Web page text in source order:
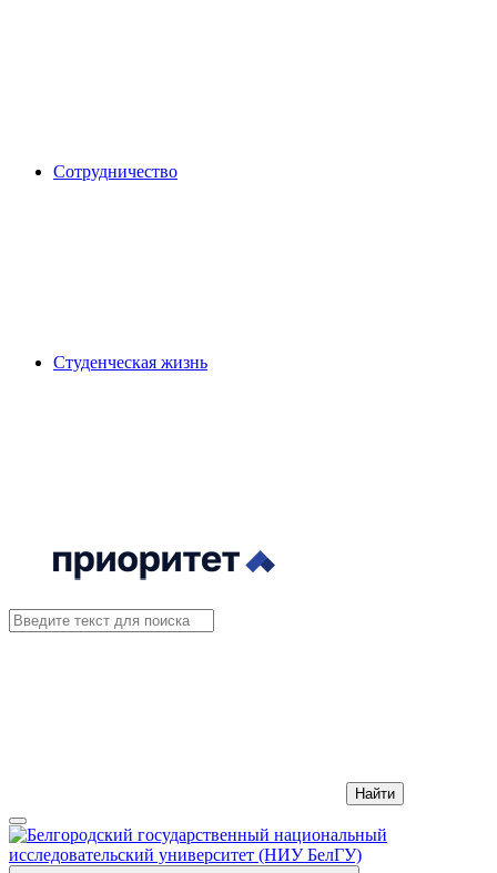
Сотрудничество
Студенческая жизнь
Найти